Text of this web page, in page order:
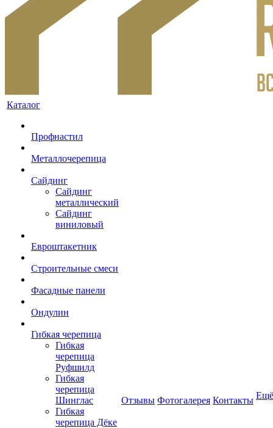
Каталог
Профнастил
Металлочерепица
Сайдинг
Сайдинг
металлический
Сайдинг
виниловый
Евроштакетник
Строительные смеси
Фасадные панели
Ондулин
Гибкая черепица
Гибкая
черепица
Руфшилд
Гибкая
черепица
Шинглас
Гибкая
черепица Дёке
Отзывы Фотогалерея Контакты Ещё